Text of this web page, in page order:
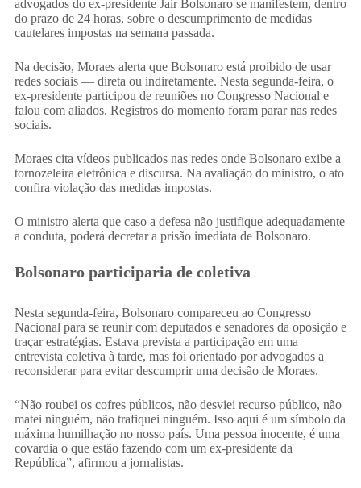
advogados do ex-presidente Jair Bolsonaro se manifestem, dentro
do prazo de 24 horas, sobre o descumprimento de medidas
cautelares impostas na semana passada.
Na decisão, Moraes alerta que Bolsonaro está proibido de usar
redes sociais — direta ou indiretamente. Nesta segunda-feira, o
ex-presidente participou de reuniões no Congresso Nacional e
falou com aliados. Registros do momento foram parar nas redes
sociais.
Moraes cita vídeos publicados nas redes onde Bolsonaro exibe a
tornozeleira eletrônica e discursa. Na avaliação do ministro, o ato
confira violação das medidas impostas.
O ministro alerta que caso a defesa não justifique adequadamente
a conduta, poderá decretar a prisão imediata de Bolsonaro.
Bolsonaro participaria de coletiva
Nesta segunda-feira, Bolsonaro compareceu ao Congresso
Nacional para se reunir com deputados e senadores da oposição e
traçar estratégias. Estava prevista a participação em uma
entrevista coletiva à tarde, mas foi orientado por advogados a
reconsiderar para evitar descumprir uma decisão de Moraes.
“Não roubei os cofres públicos, não desviei recurso público, não
matei ninguém, não trafiquei ninguém. Isso aqui é um símbolo da
máxima humilhação no nosso país. Uma pessoa inocente, é uma
covardia o que estão fazendo com um ex-presidente da
República”, afirmou a jornalistas.